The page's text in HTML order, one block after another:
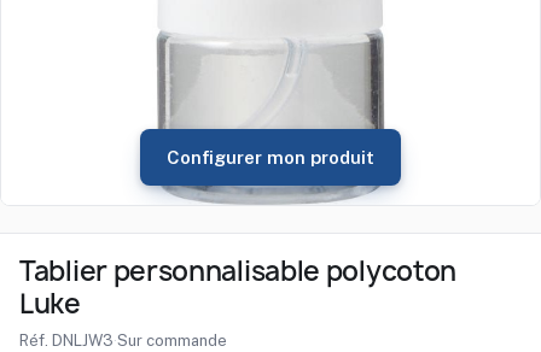
Configurer mon produit
Tablier personnalisable polycoton
Luke
Réf. DNLJW3·Sur commande